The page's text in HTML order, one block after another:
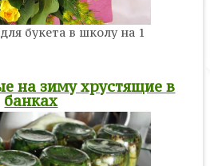
букета в школу на 1
на зиму хрустящие в
банках